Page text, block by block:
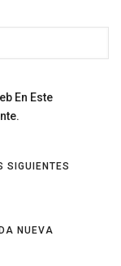
En Este
SIGUIENTES
NUEVA